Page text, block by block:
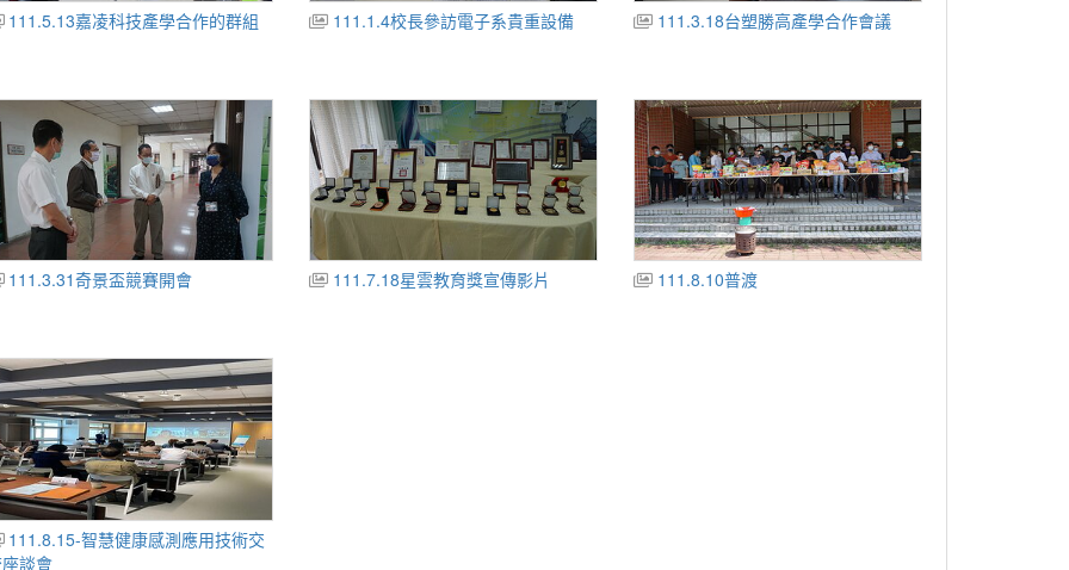
111.5.13嘉凌科技產學合作的群組 111.1.4校長參訪電子系貴重設備 111.3.18台塑勝高產學合作會議
111.3.31奇景盃競賽開會 111.7.18星雲教育獎宣傳影片 111.8.10普渡
111.8.15-智慧健康感測應用技術交
談會